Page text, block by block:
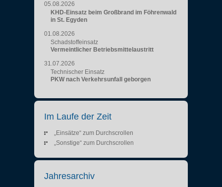
05.08.2026
KHD-Einsatz beim Großbrand im Föhrenwald
in St. Egyden
01.08.2026
Schadstoffeinsatz
Vermeintlicher Betriebsmittelaustritt
31.07.2026
Technischer Einsatz
PKW nach Verkehrsunfall geborgen
Im Laufe der Zeit
„Einsätze“ zum Durchscrollen
„Sonstige“ zum Durchscrollen
Jahresarchiv